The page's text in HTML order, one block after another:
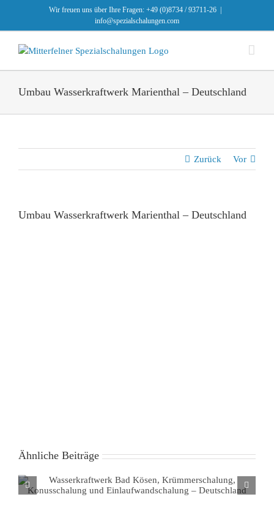
springen
Wir freuen uns über Ihre Fragen: +49 (0)8734 / 93711-26
info@spezialschalungen.com
Umbau Wasserkraftwerk Marienthal – Deutschland
Zurück Vor
Umbau Wasserkraftwerk Marienthal – Deutschland
Ähnliche Beiträge
Wasserkraftwerk Bad Kösen, Krümmerschalung,